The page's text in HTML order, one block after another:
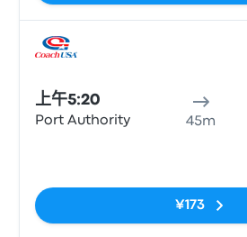
上午5:20
Port Authority 45m
¥173